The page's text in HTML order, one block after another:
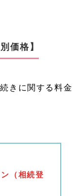
価格】
きに関する料金
（相続登